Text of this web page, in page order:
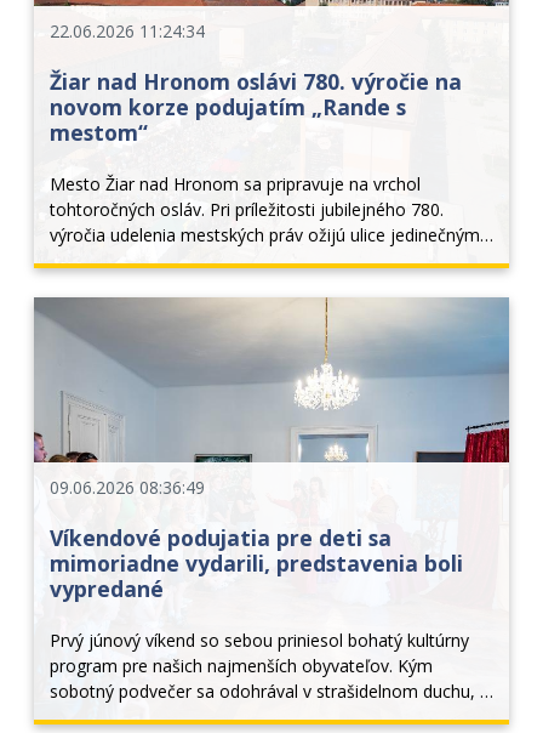
22.06.2026 11:24:34
Žiar nad Hronom oslávi 780. výročie na
novom korze podujatím „Rande s
mestom“
Mesto Žiar nad Hronom sa pripravuje na vrchol
tohtoročných osláv. Pri príležitosti jubilejného 780.
výročia udelenia mestských práv ožijú ulice jedinečným
multižánrovým festivalom s názvom „Rande s mestom“.
09.06.2026 08:36:49
Víkendové podujatia pre deti sa
mimoriadne vydarili, predstavenia boli
vypredané
Prvý júnový víkend so sebou priniesol bohatý kultúrny
program pre našich najmenších obyvateľov. Kým
sobotný podvečer sa odohrával v strašidelnom duchu,
nedeľa v parku priniesla radosť, zábavu, penovú šou,